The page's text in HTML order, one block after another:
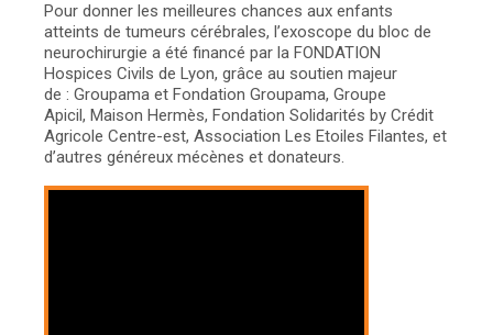
Pour donner les meilleures chances aux enfants
atteints de tumeurs cérébrales, l’exoscope du bloc de
neurochirurgie a été financé par la FONDATION
Hospices Civils de Lyon, grâce au soutien majeur
de : Groupama et Fondation Groupama, Groupe
Apicil, Maison Hermès, Fondation Solidarités by Crédit
Agricole Centre-est, Association Les Etoiles Filantes, et
d’autres généreux mécènes et donateurs.